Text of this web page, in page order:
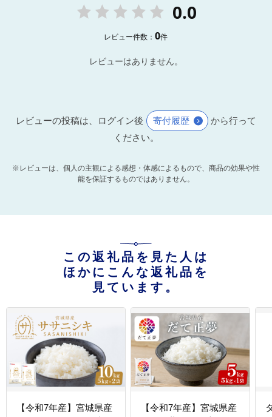
0.0
レビュー件数：0件
レビューはありません。
レビューの投稿は、ログイン後 寄付履歴
から行って
ください。
※レビューは、個人の主観による感想・体感によるもので、商品の効果や性
能を保証するものではありません。
この返礼品を見た人は
ほかにこんな返礼品を
見ています。
【令和7年産】宮城県産
【令和7年産】宮城県産